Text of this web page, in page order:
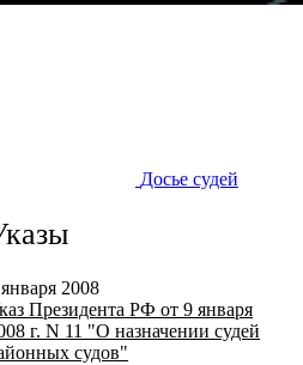
Досье судей
2008
Президента РФ от 9 января
г. N 11 "О назначении судей
судов"